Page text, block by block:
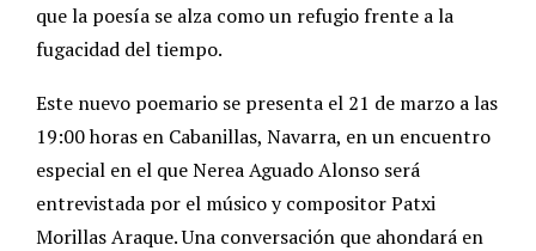
que la poesía se alza como un refugio frente a la
fugacidad del tiempo.
Este nuevo poemario se presenta el 21 de marzo a las
19:00 horas en Cabanillas, Navarra, en un encuentro
especial en el que Nerea Aguado Alonso será
entrevistada por el músico y compositor Patxi
Morillas Araque. Una conversación que ahondará en